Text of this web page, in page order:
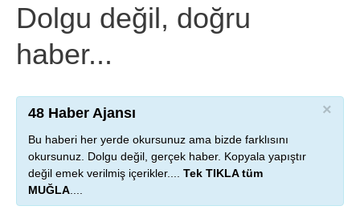
Dolgu değil, doğru
haber...
×
48 Haber Ajansı
Bu haberi her yerde okursunuz ama bizde farklısını
okursunuz. Dolgu değil, gerçek haber. Kopyala yapıştır
değil emek verilmiş içerikler.... Tek TIKLA tüm
MUĞLA